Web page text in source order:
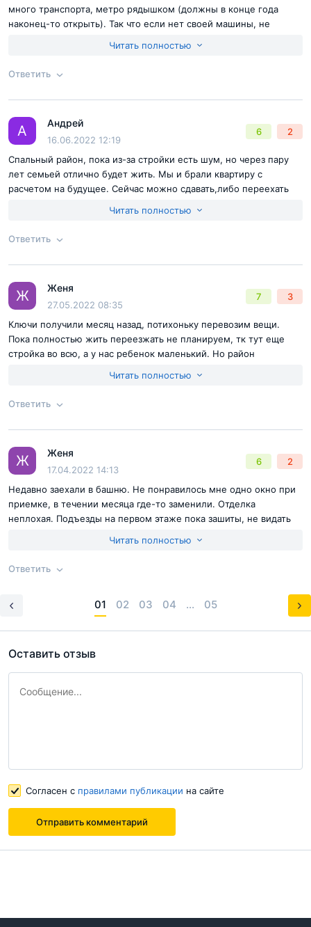
Согласен справилами публикациина сайте
Отправить комментарий
много транспорта, метро рядышком (должны в конце года
наконец-то открыть). Так что если нет своей машины, не
люди, мы свои ключи еще ждем, должны скоро получить. Сам
Читать полностью
Ответить
Ответ на отзыв @Счастливый обладатель
Согласен справилами публикациина сайте
Отправить комментарий
А Андрей
16.06.2022 12:19
6 2
Спальный район, пока из-за стройки есть шум, но через пару
лет семьей отлично будет жить. Мы и брали квартиру с
расчетом на будущее. Сейчас можно сдавать,либо переехать
процессе, обещают первые этажи под коммерцию отдать, а
Читать полностью
Ответить
Ответ на отзыв
Согласен справилами публикациина сайте
Отправить комментарий
Ж Женя
27.05.2022 08:35
7 3
Ключи получили месяц назад, потихоньку перевозим вещи.
Пока полностью жить переезжать не планируем, тк тут еще
стройка во всю, а у нас ребенок маленький. Но район
рядом в скором будущем наконец-то должны доделать и
Читать полностью
Ответить
Ответ на отзыв
правилами публикации на сайте
Отправить комментарий
Ж Женя
17.04.2022 14:13
6 2
Недавно заехали в башню. Не понравилось мне одно окно при
приемке, в течении месяца где-то заменили. Отделка
неплохая. Подъезды на первом этаже пока зашиты, не видать
подстраховались и купили. Есть ли сейчас свободные места
Читать полностью
Ответить
Отправить комментарий
01 02 03 04 ... 05
Оставить отзыв
Согласен с правилами публикации на сайте
Отправить комментарий